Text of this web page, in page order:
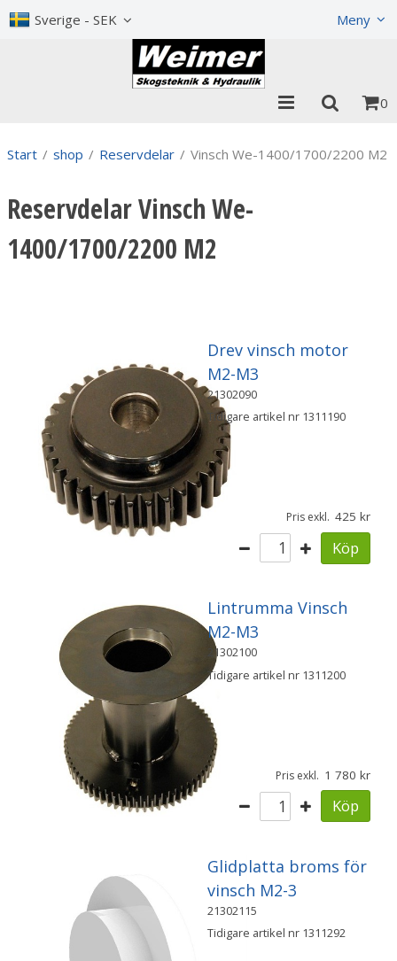
Sverige - SEK Meny
0
Start / shop / Reservdelar / Vinsch We-1400/1700/2200 M2
Reservdelar Vinsch We-
1400/1700/2200 M2
Drev vinsch motor
M2-M3
21302090
Tidigare artikel nr 1311190
Pris exkl. 425
Köp
Lintrumma Vinsch
M2-M3
21302100
Tidigare artikel nr 1311200
Pris exkl. 1 780
Köp
Glidplatta broms för
vinsch M2-3
21302115
Tidigare artikel nr 1311292